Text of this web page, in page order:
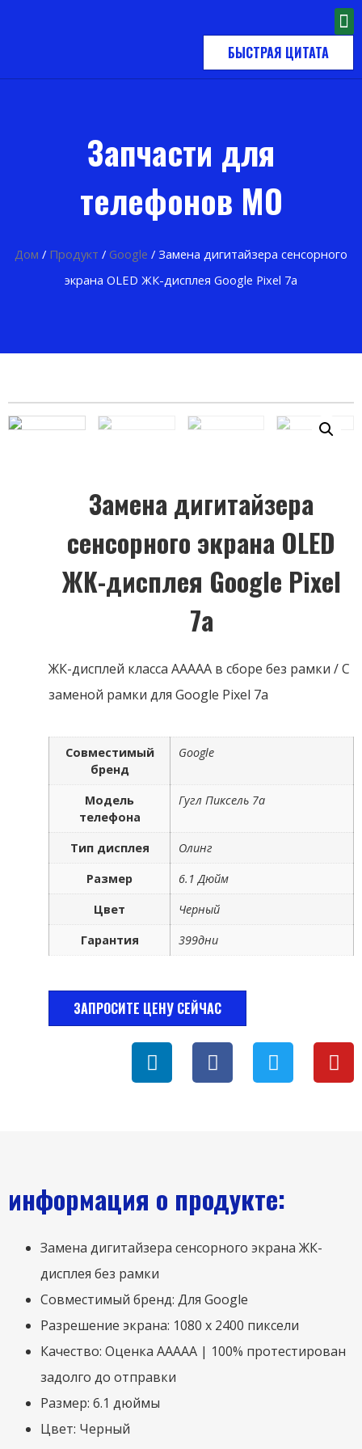
БЫСТРАЯ ЦИТАТА
Запчасти для
телефонов MO
Дом / Продукт / Google / Замена дигитайзера сенсорного
экрана OLED ЖК-дисплея Google Pixel 7a
Замена дигитайзера
сенсорного экрана OLED
ЖК-дисплея Google Pixel
7a
ЖК-дисплей класса AAAAA в сборе без рамки / С
заменой рамки для Google Pixel 7a
Совместимый
бренд
Google
Модель
телефона
Гугл Пиксель 7а
Тип дисплея
Олинг
Размер
6.1 Дюйм
Цвет
Черный
Гарантия
399дни
ЗАПРОСИТЕ ЦЕНУ СЕЙЧАС
информация о продукте:
Замена дигитайзера сенсорного экрана ЖК-
дисплея без рамки
Совместимый бренд: Для Google
Разрешение экрана: 1080 х 2400 пиксели
Качество: Оценка ААААА | 100% протестирован
задолго до отправки
Размер: 6.1 дюймы
Цвет: Черный